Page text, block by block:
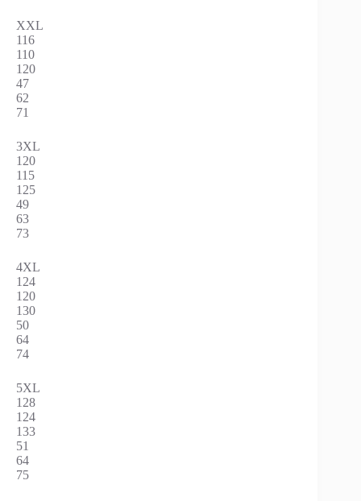
XXL
116
110
120
47
62
71
3XL
120
115
125
49
63
73
4XL
124
120
130
50
64
74
5XL
128
124
133
51
64
75